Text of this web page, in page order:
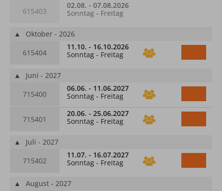
615403
02.08. - 07.08.2026
Sonntag - Freitag
▲
Oktober - 2026
615404
11.10. - 16.10.2026
Sonntag - Freitag
▲
Juni - 2027
715400
06.06. - 11.06.2027
Sonntag - Freitag
715401
20.06. - 25.06.2027
Sonntag - Freitag
▲
Juli - 2027
715402
11.07. - 16.07.2027
Sonntag - Freitag
▲
August - 2027